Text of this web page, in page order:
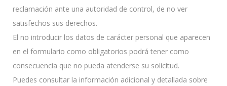
reclamación ante una autoridad de control, de no ver
satisfechos sus derechos.
El no introducir los datos de carácter personal que aparecen
en el formulario como obligatorios podrá tener como
consecuencia que no pueda atenderse su solicitud.
Puedes consultar la información adicional y detallada sobre